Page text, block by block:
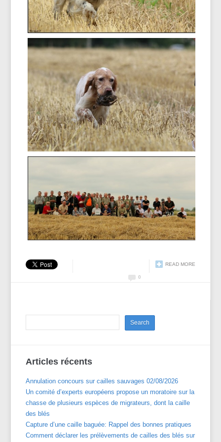
READ MORE
0
Articles récents
Annulation concours sur cailles sauvages 02/08/2026
Un comité d’experts européens propose un moratoire sur la
chasse de plusieurs espèces de migrateurs, dont la caille
des blés
Capture d’une caille baguée: Rappel des bonnes pratiques
Comment déclarer les prélèvements de cailles des blés sur